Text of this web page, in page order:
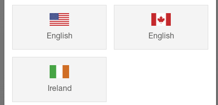
renoveringsprojekt och hämta inspiration
till ditt eget projekt.
English English
Ireland